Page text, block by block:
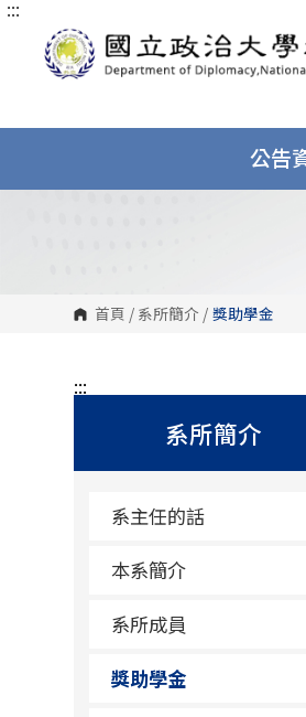
跳
塊
:::
公告
首頁 / 系所簡介 / 獎助學金
:::
系所簡介
系主任的話
本系簡介
系所成員
獎助學金